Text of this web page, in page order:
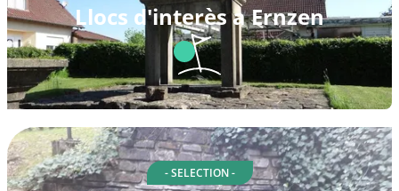
Llocs d'interès a Ernzen
- SELECTION -